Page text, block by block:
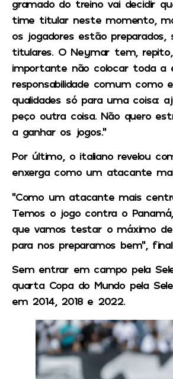
gramado do treino vai decidir
time titular neste momento,
os jogadores estão
titulares. O Neymar tem,
importante não colocar toda a
responsabilidade comum
qualidades só para uma coisa:
peço outra coisa. Não quero
a ganhar os jogos.”
Por último, o italiano revelou
enxerga como um atacante
“Como um atacante mais
Temos o jogo contra o
que vamos testar o máximo
para nos preparamos bem”,
Sem entrar em campo pela
quarta Copa do Mundo pela
em 2014, 2018 e 2022.